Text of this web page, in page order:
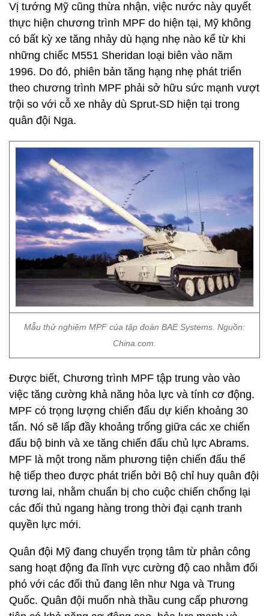
Vị tướng Mỹ cũng thừa nhận, việc nước này quyết
thực hiện chương trình MPF do hiện tại, Mỹ không
có bất kỳ xe tăng nhảy dù hạng nhẹ nào kể từ khi
những chiếc M551 Sheridan loại biên vào năm
1996. Do đó, phiên bản tăng hạng nhẹ phát triển
theo chương trình MPF phải sở hữu sức mạnh vượt
trội so với cỗ xe nhảy dù Sprut-SD hiện tại trong
quân đội Nga.
Mẫu thử nghiệm MPF của tập đoàn BAE Systems. Nguồn:
China.com.
Được biết, Chương trình MPF tập trung vào vào
việc tăng cường khả năng hỏa lực và tính cơ động.
MPF có trọng lượng chiến đấu dự kiến khoảng 30
tấn. Nó sẽ lấp đầy khoảng trống giữa các xe chiến
đấu bộ binh và xe tăng chiến đấu chủ lực Abrams.
MPF là một trong năm phương tiện chiến đấu thế
hệ tiếp theo được phát triển bởi Bộ chỉ huy quân đội
tương lai, nhằm chuẩn bị cho cuộc chiến chống lại
các đối thủ ngang hàng trong thời đại cạnh tranh
quyền lực mới.
Quân đội Mỹ đang chuyển trọng tâm từ phản công
sang hoạt động đa lĩnh vực cường độ cao nhằm đối
phó với các đối thủ đang lên như Nga và Trung
Quốc. Quân đội muốn nhà thầu cung cấp phương